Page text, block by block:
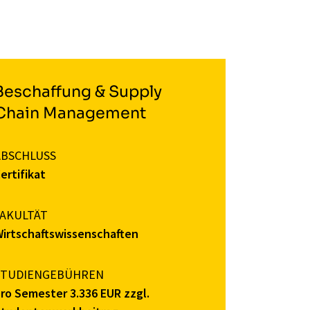
& Supply
Management
Semester 3.336 EUR zzgl.